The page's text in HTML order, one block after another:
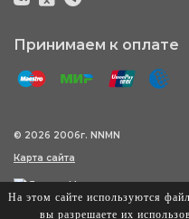
Принимаем к оплате
© 2026 2006г. NNMN
Карта сайта
На этом сайте используются
вы разрешаете их